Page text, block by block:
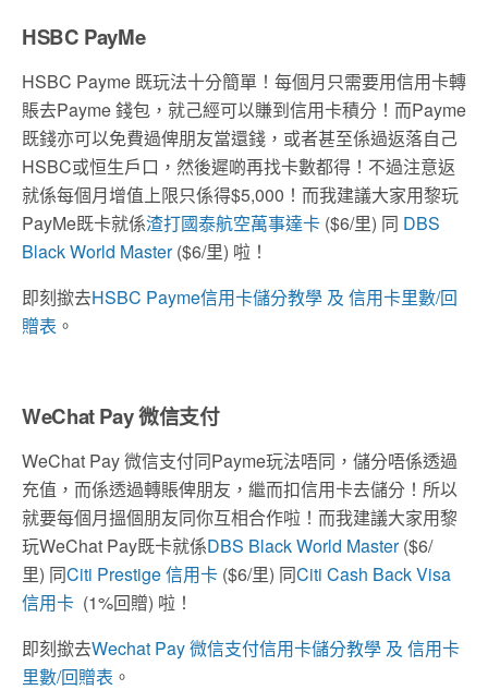
HSBC PayMe
HSBC Payme 既玩法十分簡單！每個月只需要用信用卡轉
賬去Payme 錢包，就己經可以賺到信用卡積分！而Payme
既錢亦可以免費過俾朋友當還錢，或者甚至係過返落自己
HSBC或恒生戶口，然後遲啲再找卡數都得！不過注意返
就係每個月增值上限只係得$5,000！而我建議大家用黎玩
PayMe既卡就係渣打國泰航空萬事達卡 ($6/里) 同 DBS
Black World Master($6/里) 啦！
即刻撳去HSBC Payme信用卡儲分教學 及 信用卡里數/回
贈表 。
WeChat Pay 微信支付
WeChat Pay 微信支付同Payme玩法唔同，儲分唔係透過
充值，而係透過轉賬俾朋友，繼而扣信用卡去儲分！所以
就要每個月搵個朋友同你互相合作啦！而我建議大家用黎
玩WeChat Pay既卡就係DBS Black World Master($6/
里) 同Citi Prestige 信用卡 ($6/里) 同Citi Cash Back Visa
信用卡 (1%回贈) 啦！
即刻撳去Wechat Pay 微信支付信用卡儲分教學 及 信用卡
里數/回贈表 。